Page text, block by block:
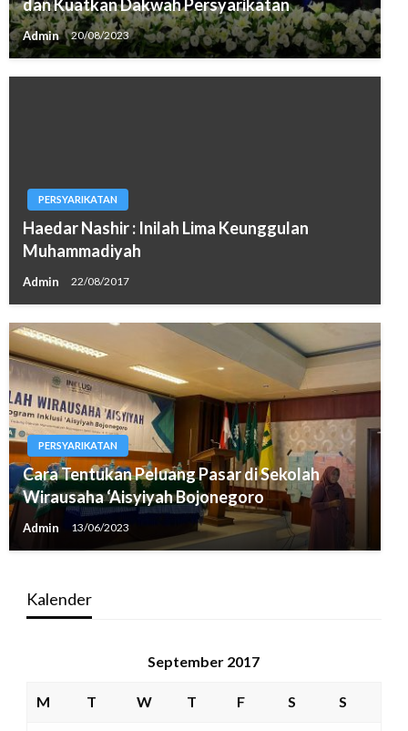
dan Kuatkan Dakwah Persyarikatan
Admin 20/08/2023
PERSYARIKATAN
Haedar Nashir : Inilah Lima Keunggulan
Muhammadiyah
Admin 22/08/2017
PERSYARIKATAN
Cara Tentukan Peluang Pasar di Sekolah
Wirausaha ‘Aisyiyah Bojonegoro
Admin 13/06/2023
Kalender
September 2017
M T W T F S S